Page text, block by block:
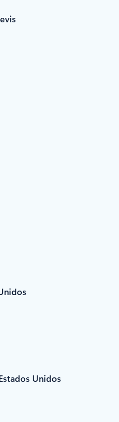
Unidos